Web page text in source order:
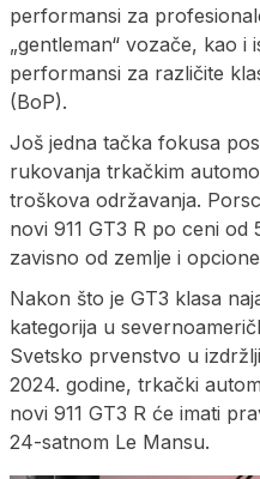
performansi za
„gentleman“ vozače, kao
performansi za različite
(BoP).
Još jedna tačka fokusa
rukovanja trkačkim
troškova održavanja.
novi 911 GT3 R po ceni od
zavisno od zemlje i
Nakon što je GT3 klasa
kategorija u
Svetsko prvenstvo u
2024. godine, trkački
novi 911 GT3 R će imati
24-satnom Le Mansu.